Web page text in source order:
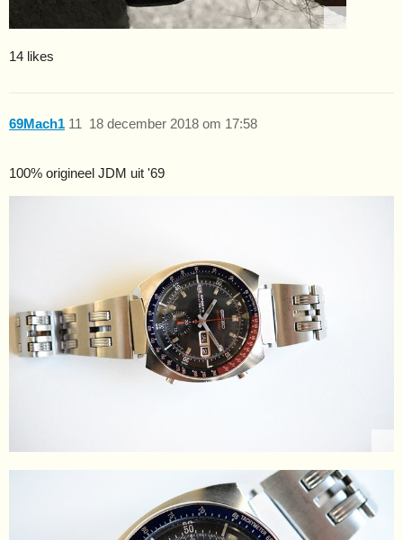
14 likes
69Mach1 18 december 2018 om 17:58
11
100% origineel JDM uit '69